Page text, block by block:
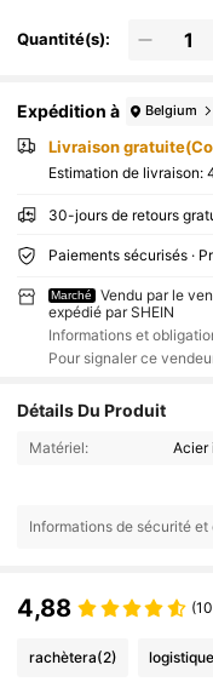
Quantité(s):
Expédition à Belgium
Livraison
Estimation de livraison:
30-jours de retours
Paiements sécurisés ·
Marché
Vendu par le
expédié par SHEIN
Informations et
Pour signaler ce
Détails Du Produit
Matériel: Acier
Informations de sécurité
4,88
rachètera(2)